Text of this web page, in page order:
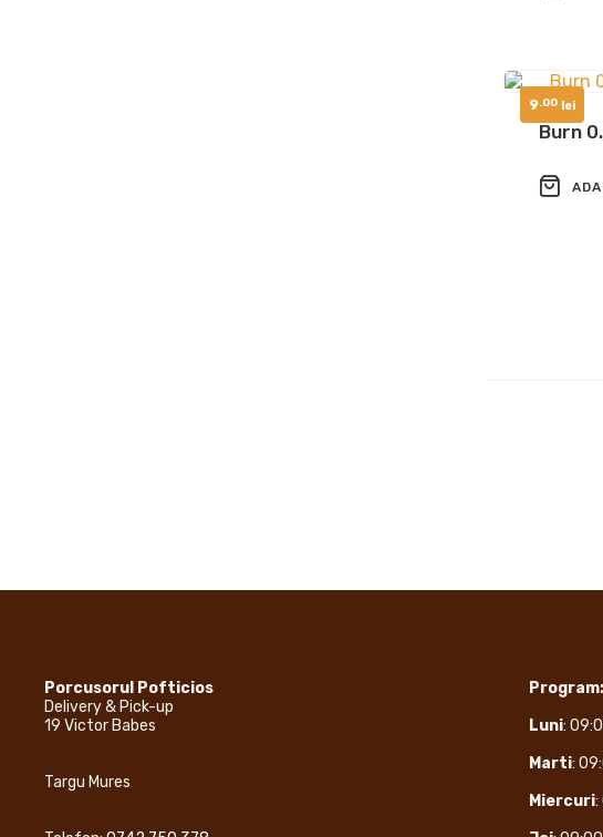
Burn
9.00 lei
Porcusorul Pofticios
Delivery & Pick-up
19 Victor Babes
Targu Mures
Program:
Luni:
Marti:
Miercuri: